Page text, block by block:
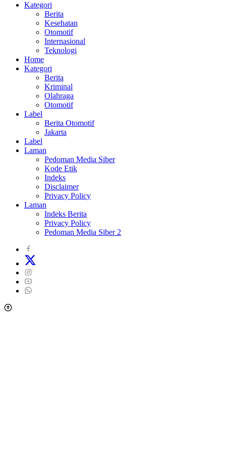
Kategori
Berita
Kesehatan
Otomotif
Internasional
Teknologi
Home
Kategori
Berita
Kriminal
Olahraga
Otomotif
Label
Berita Otomotif
Jakarta
Label
Laman
Pedoman Media Siber
Kode Etik
Indeks
Disclaimer
Privacy Policy
Laman
Indeks Berita
Privacy Policy
Pedoman Media Siber 2